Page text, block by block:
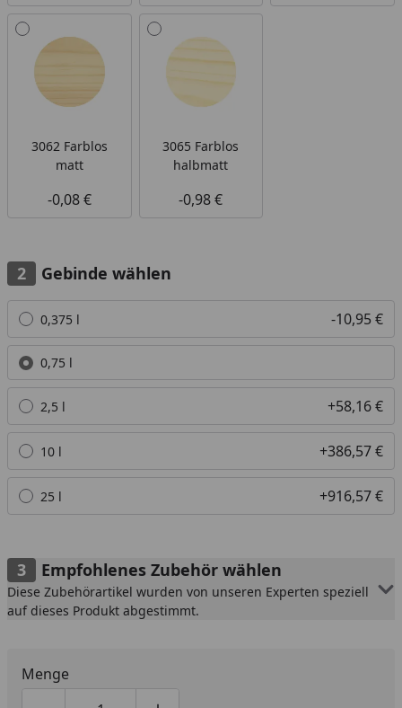
3062 Farblos
matt
-0,08 €
3065 Farblos
halbmatt
-0,98 €
Gebinde wählen
Alle anzeigen (5)
0,375 l -10,95 €
0,75 l
2,5 l +58,16 €
10 l +386,57 €
25 l +916,57 €
Empfohlenes Zubehör wählen
Diese Zubehörartikel wurden von unseren Experten speziell
auf dieses Produkt abgestimmt.
Menge